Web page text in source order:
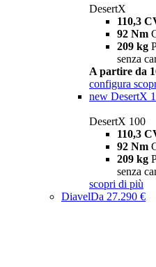
DesertX
110,3
92 Nm
209 kg
senza
A partire da
configura
new DesertX
DesertX 100
110,3
92 Nm
209 kg
senza
scopri di più
DiavelDa 27.290 €